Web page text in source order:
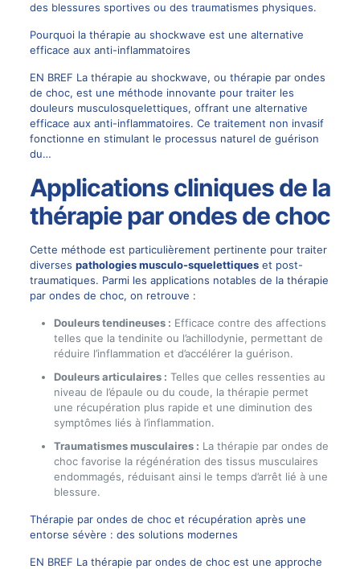
des blessures sportives ou des traumatismes physiques.
Pourquoi la thérapie au shockwave est une alternative
efficace aux anti-inflammatoires
EN BREF La thérapie au shockwave, ou thérapie par ondes
de choc, est une méthode innovante pour traiter les
douleurs musculosquelettiques, offrant une alternative
efficace aux anti-inflammatoires. Ce traitement non invasif
fonctionne en stimulant le processus naturel de guérison
du…
Applications cliniques de la
thérapie par ondes de choc
Cette méthode est particulièrement pertinente pour traiter
diverses pathologies musculo-squelettiqueset post-
traumatiques. Parmi les applications notables de la thérapie
par ondes de choc, on retrouve :
Douleurs tendineuses : Efficace contre des affections
telles que la tendinite ou l’achillodynie, permettant de
réduire l’inflammation et d’accélérer la guérison.
Douleurs articulaires : Telles que celles ressenties au
niveau de l’épaule ou du coude, la thérapie permet
une récupération plus rapide et une diminution des
symptômes liés à l’inflammation.
Traumatismes musculaires : La thérapie par ondes de
choc favorise la régénération des tissus musculaires
endommagés, réduisant ainsi le temps d’arrêt lié à une
blessure.
Thérapie par ondes de choc et récupération après une
entorse sévère : des solutions modernes
EN BREF La thérapie par ondes de choc est une approche